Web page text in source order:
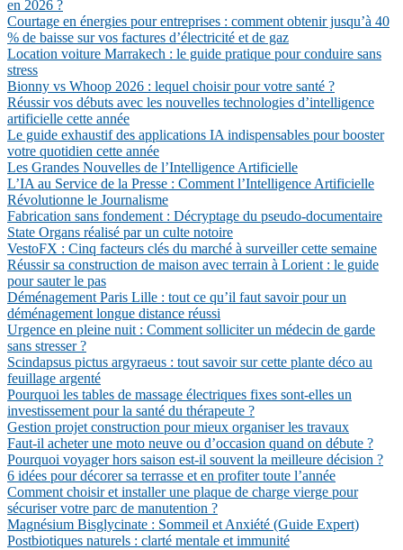
en 2026 ?
Courtage en énergies pour entreprises : comment obtenir jusqu’à 40
% de baisse sur vos factures d’électricité et de gaz
Location voiture Marrakech : le guide pratique pour conduire sans
stress
Bionny vs Whoop 2026 : lequel choisir pour votre santé ?
Réussir vos débuts avec les nouvelles technologies d’intelligence
artificielle cette année
Le guide exhaustif des applications IA indispensables pour booster
votre quotidien cette année
Les Grandes Nouvelles de l’Intelligence Artificielle
L’IA au Service de la Presse : Comment l’Intelligence Artificielle
Révolutionne le Journalisme
Fabrication sans fondement : Décryptage du pseudo-documentaire
State Organs réalisé par un culte notoire
VestoFX : Cinq facteurs clés du marché à surveiller cette semaine
Réussir sa construction de maison avec terrain à Lorient : le guide
pour sauter le pas
Déménagement Paris Lille : tout ce qu’il faut savoir pour un
déménagement longue distance réussi
Urgence en pleine nuit : Comment solliciter un médecin de garde
sans stresser ?
Scindapsus pictus argyraeus : tout savoir sur cette plante déco au
feuillage argenté
Pourquoi les tables de massage électriques fixes sont-elles un
investissement pour la santé du thérapeute ?
Gestion projet construction pour mieux organiser les travaux
Faut-il acheter une moto neuve ou d’occasion quand on débute ?
Pourquoi voyager hors saison est-il souvent la meilleure décision ?
6 idées pour décorer sa terrasse et en profiter toute l’année
Comment choisir et installer une plaque de charge vierge pour
sécuriser votre parc de manutention ?
Magnésium Bisglycinate : Sommeil et Anxiété (Guide Expert)
Postbiotiques naturels : clarté mentale et immunité